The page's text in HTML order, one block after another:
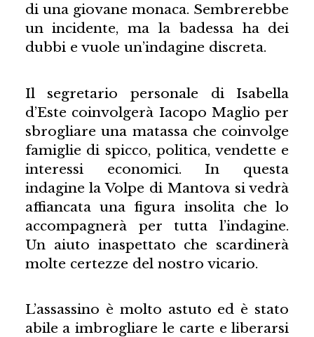
di una giovane monaca. Sembrerebbe
un incidente, ma la badessa ha dei
dubbi e vuole un’indagine discreta.
Il segretario personale di Isabella
d’Este coinvolgerà Iacopo Maglio per
sbrogliare una matassa che coinvolge
famiglie di spicco, politica, vendette e
interessi economici. In questa
indagine la Volpe di Mantova si vedrà
affiancata una figura insolita che lo
accompagnerà per tutta l’indagine.
Un aiuto inaspettato che scardinerà
molte certezze del nostro vicario.
L’assassino è molto astuto ed è stato
abile a imbrogliare le carte e liberarsi